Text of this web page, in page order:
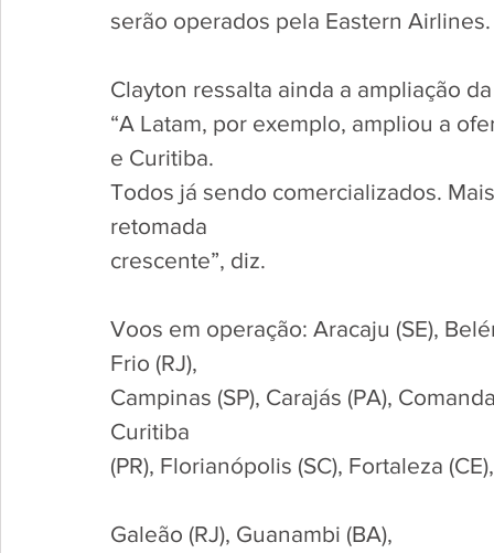
serão operados pela Eastern
Clayton ressalta ainda a ampliação
“A Latam, por exemplo, ampliou a
e Curitiba.
Todos já sendo comercializados.
retomada
crescente”, diz.
Voos em operação: Aracaju (SE),
Frio (RJ),
Campinas (SP), Carajás (PA),
Curitiba
(PR), Florianópolis (SC), Fortaleza
Galeão (RJ), Guanambi (BA),